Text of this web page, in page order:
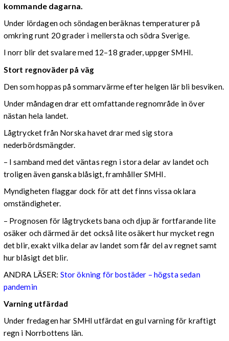
kommande dagarna.
Under lördagen och söndagen beräknas temperaturer på
omkring runt 20 grader i mellersta och södra Sverige.
I norr blir det svalare med 12–18 grader, uppger SMHI.
Stort regnoväder på väg
Den som hoppas på sommarvärme efter helgen lär bli besviken.
Under måndagen drar ett omfattande regnområde in över
nästan hela landet.
Lågtrycket från Norska havet drar med sig stora
nederbördsmängder.
– I samband med det väntas regn i stora delar av landet och
troligen även ganska blåsigt, framhåller SMHI.
Myndigheten flaggar dock för att det finns vissa oklara
omständigheter.
– Prognosen för lågtryckets bana och djup är fortfarande lite
osäker och därmed är det också lite osäkert hur mycket regn
det blir, exakt vilka delar av landet som får del av regnet samt
hur blåsigt det blir.
ANDRA LÄSER: Stor ökning för bostäder – högsta sedan
pandemin
Varning utfärdad
Under fredagen har SMHI utfärdat en gul varning för kraftigt
regn i Norrbottens län.